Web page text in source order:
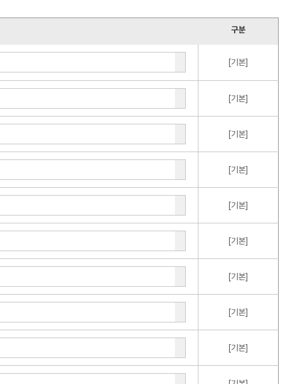
구분
[기본]
[기본]
[기본]
[기본]
[기본]
[기본]
[기본]
[기본]
[기본]